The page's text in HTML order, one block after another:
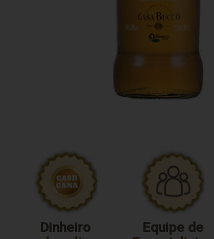
Dinheiro
Equipe de